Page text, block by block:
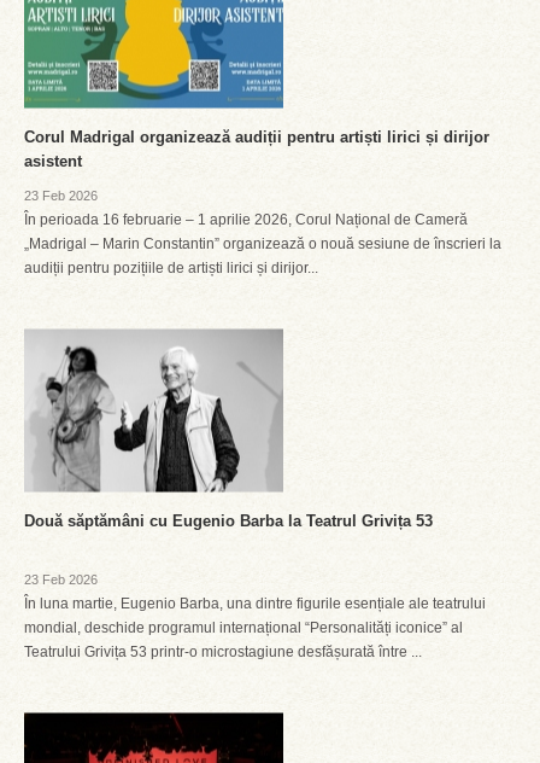
Corul Madrigal organizează audiții pentru artiști lirici și dirijor
asistent
23 Feb 2026
În perioada 16 februarie – 1 aprilie 2026, Corul Național de Cameră
„Madrigal – Marin Constantin” organizează o nouă sesiune de înscrieri la
audiții pentru pozițiile de artiști lirici și dirijor...
Două săptămâni cu Eugenio Barba la Teatrul Grivița 53
23 Feb 2026
În luna martie, Eugenio Barba, una dintre figurile esențiale ale teatrului
mondial, deschide programul internațional “Personalități iconice” al
Teatrului Grivița 53 printr-o microstagiune desfășurată între ...